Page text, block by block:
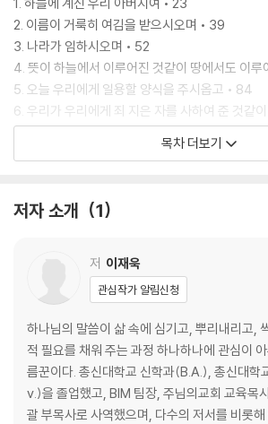
2. 이름이 거룩히 여김을 받으시오며 • 39
3. 나라가 임하시오며 • 52
4. 뜻이 하늘에서 이루어진 것같이 땅에서도 이루
5. 오늘 우리에게 일용할 양식을 주시옵고 • 84
6. 우리가 우리에게 죄 지은 자를 사하여 준 것같
7. 우리 죄를 사하여 주시옵고 • 115
8. 우리를 시험에 들게 하지 마시옵고 • 125
★☆★ 의미를 따라 풀어서 써 보는 주기도문 • 156
나가는 글 • 171
목차 더보기
저자 소개 1
저 이재욱
관심작가 알림신청
하나님의 말씀이 삶 속에 심기고, 뿌리내리고,
적 필요를 채워 주는 과정 하나하나에 관심이
름꾼이다. 총신대학교 신학과(B.A.), 총신대학
v.)을 졸업했고, BIM 팀장, 주님의교회 교육목
괄 부목사로 사역했으며, 다수의 저서를 비롯